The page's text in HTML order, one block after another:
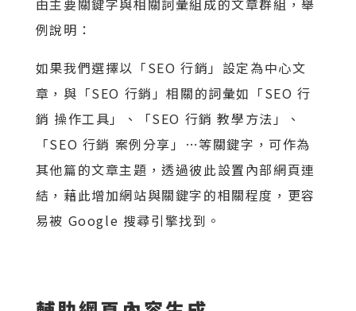
由主要關鍵字與相關詞彙組成的文章群組，舉
例說明：
如果我們選擇以「SEO 行銷」設定為中心文
章，與「SEO 行銷」相關的詞彙如「SEO 行
銷 操作工具」、「SEO 行銷 教學方法」、
「SEO 行銷 案例分享」…等關鍵字，可作為
其他篇的文章主題，透過彼此設置內部網頁連
結，藉此增加網站與關鍵字的相關程度，更容
易被 Google 搜尋引擎找到。